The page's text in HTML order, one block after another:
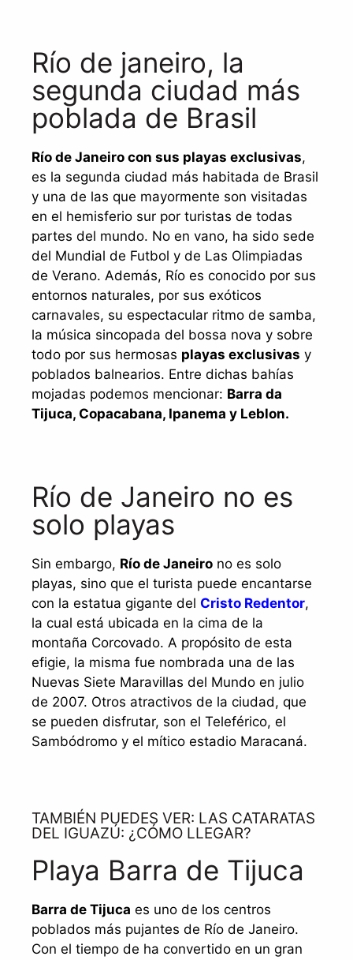
Río de janeiro, la
segunda ciudad más
poblada de Brasil
Río de Janeiro con sus playas exclusivas,
es la segunda ciudad más habitada de Brasil
y una de las que mayormente son visitadas
en el hemisferio sur por turistas de todas
partes del mundo. No en vano, ha sido sede
del Mundial de Futbol y de Las Olimpiadas
de Verano. Además, Río es conocido por sus
entornos naturales, por sus exóticos
carnavales, su espectacular ritmo de samba,
la música sincopada del bossa nova y sobre
todo por sus hermosas playas exclusivas y
poblados balnearios. Entre dichas bahías
mojadas podemos mencionar: Barra da
Tijuca, Copacabana, Ipanema y Leblon.
Río de Janeiro no es
solo playas
Sin embargo, Río de Janeiro no es solo
playas, sino que el turista puede encantarse
con la estatua gigante del Cristo Redentor,
la cual está ubicada en la cima de la
montaña Corcovado. A propósito de esta
efigie, la misma fue nombrada una de las
Nuevas Siete Maravillas del Mundo en julio
de 2007. Otros atractivos de la ciudad, que
se pueden disfrutar, son el Teleférico, el
Sambódromo y el mítico estadio Maracaná.
TAMBIÉN PUEDES VER: LAS CATARATAS
DEL IGUAZÚ: ¿CÓMO LLEGAR?
Playa Barra de Tijuca
Barra de Tijuca es uno de los centros
poblados más pujantes de Río de Janeiro.
Con el tiempo de ha convertido en un gran